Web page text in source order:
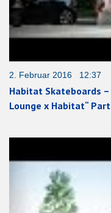
2. Februar 2016 12:37
Habitat Skateboards –
Lounge x Habitat“